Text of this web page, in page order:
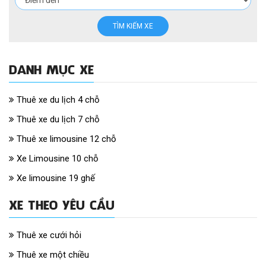
TÌM KIẾM XE
DANH MỤC XE
Thuê xe du lịch 4 chỗ
Thuê xe du lịch 7 chỗ
Thuê xe limousine 12 chỗ
Xe Limousine 10 chỗ
Xe limousine 19 ghế
XE THEO YÊU CẦU
Thuê xe cưới hỏi
Thuê xe một chiều